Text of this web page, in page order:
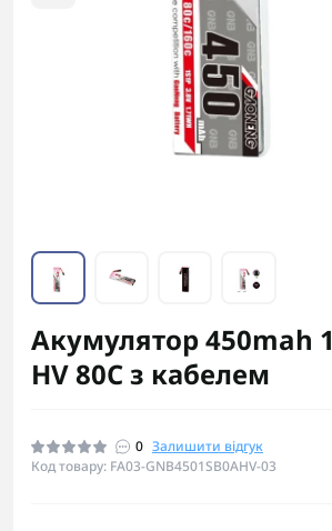
Акумулятор 450mah
HV 80C з кабелем
0 Залишити відгук
Код товару: FA03-GNB4501SB0AHV-03